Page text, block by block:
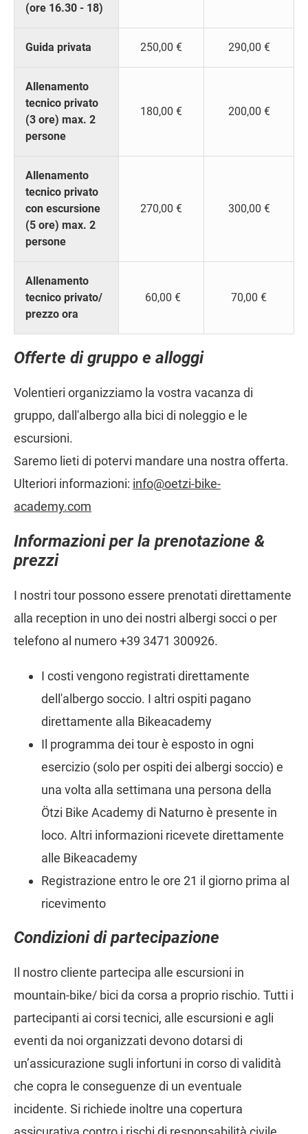
(ore 16.30 - 18)
Guida privata 250,00 € 290,00 €
Allenamento
tecnico privato
(3 ore) max. 2
persone
180,00 € 200,00 €
Allenamento
tecnico privato
con escursione
(5 ore) max. 2
persone
270,00 € 300,00 €
Allenamento
tecnico privato/
prezzo ora
60,00 € 70,00 €
Offerte di gruppo e alloggi
Volentieri organizziamo la vostra vacanza di
gruppo, dall'albergo alla bici di noleggio e le
escursioni.
Saremo lieti di potervi mandare una nostra offerta.
Ulteriori informazioni: info@oetzi-bike-
academy.com
Informazioni per la prenotazione &
prezzi
I nostri tour possono essere prenotati direttamente
alla reception in uno dei nostri albergi socci o per
telefono al numero +39 3471 300926.
I costi vengono registrati direttamente
dell'albergo soccio. I altri ospiti pagano
direttamente alla Bikeacademy
Il programma dei tour è esposto in ogni
esercizio (solo per ospiti dei albergi soccio) e
una volta alla settimana una persona della
Ötzi Bike Academy di Naturno è presente in
loco. Altri informazioni ricevete direttamente
alle Bikeacademy
Registrazione entro le ore 21 il giorno prima al
ricevimento
Condizioni di partecipazione
Il nostro cliente partecipa alle escursioni in
mountain-bike/ bici da corsa a proprio rischio. Tutti i
partecipanti ai corsi tecnici, alle escursioni e agli
eventi da noi organizzati devono dotarsi di
un’assicurazione sugli infortuni in corso di validità
che copra le conseguenze di un eventuale
incidente. Si richiede inoltre una copertura